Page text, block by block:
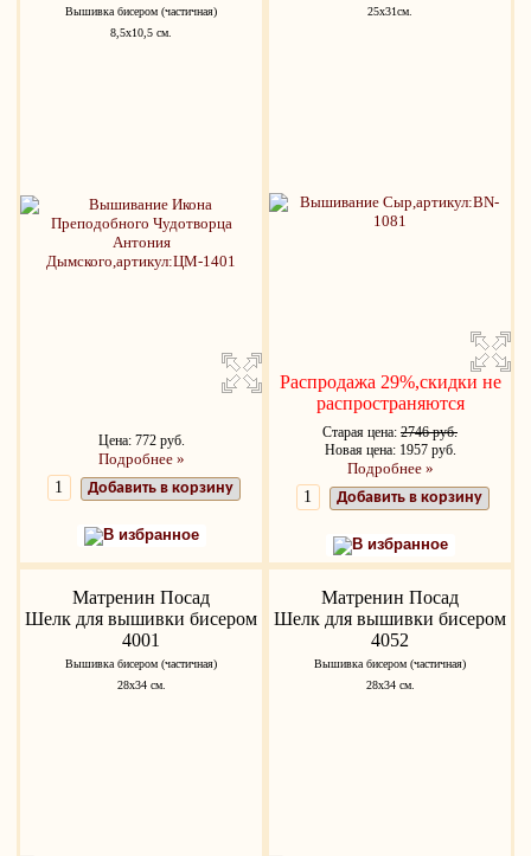
Вышивка бисером (частичная)
8,5х10,5 см.
Цена: 772 руб.
Подробнее »
Добавить в корзину
В избранное
25х31см.
Распродажа 29%,скидки не
распространяются
Старая цена: 2746 руб.
Новая цена: 1957 руб.
Подробнее »
Добавить в корзину
В избранное
Матренин Посад
Шелк для вышивки бисером
4001
Вышивка бисером (частичная)
28x34 см.
Матренин Посад
Шелк для вышивки бисером
4052
Вышивка бисером (частичная)
28x34 см.